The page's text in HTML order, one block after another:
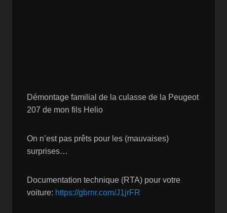
Démontage familial de la culasse de la Peugeot
207 de mon fils Helio
On n’est pas prêts pour les (mauvaises)
surprises…
Documentation technique (RTA) pour votre
voiture: https://gbrnr.com/J1jrFR